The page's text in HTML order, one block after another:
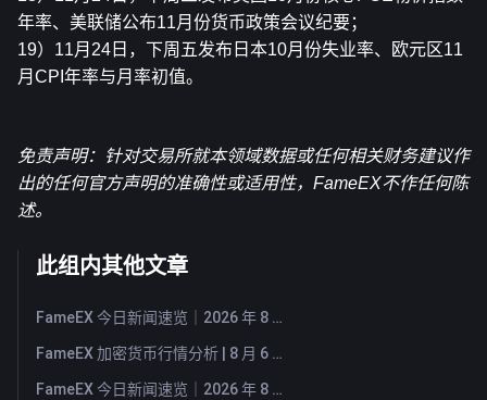
年率、美联储公布11月份货币政策会议纪要；
19）11月24日，下周五发布日本10月份失业率、欧元区11
月CPI年率与月率初值。
免责声明：针对交易所就本领域数据或任何相关财务建议作
出的任何官方声明的准确性或适用性，FameEX不作任何陈
述。
此组内其他文章
FameEX 今日新闻速览｜2026 年 8 月 7 日
FameEX 加密货币行情分析 | 8 月 6 日, 2026
FameEX 今日新闻速览｜2026 年 8 月 6 日